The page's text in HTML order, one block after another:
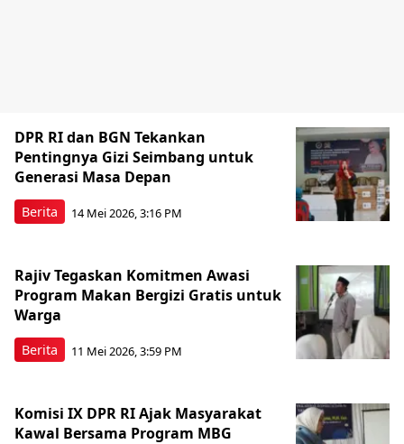
Berita
DPR RI dan BGN Tekankan
Pentingnya Gizi Seimbang untuk
Generasi Masa Depan
14 Mei 2026, 3:16 PM
Berita
Rajiv Tegaskan Komitmen Awasi
Program Makan Bergizi Gratis untuk
Warga
11 Mei 2026, 3:59 PM
Komisi IX DPR RI Ajak Masyarakat
Kawal Bersama Program MBG